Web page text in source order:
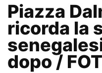
Piazza
ricorda la
dopo /